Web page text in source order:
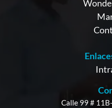
Calle 99 #